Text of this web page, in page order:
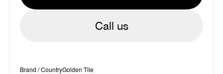
Call us
Brand / CountryGolden Tile